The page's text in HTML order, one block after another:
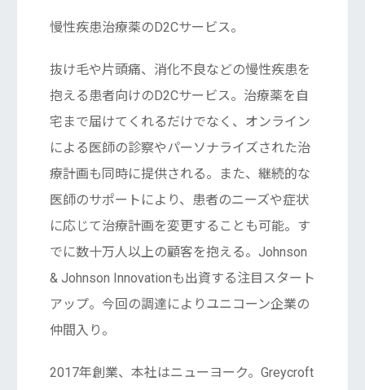
慢性疾患治療薬のD2Cサービス。
抜け毛や片頭痛、消化不良などの慢性疾患を
抱える患者向けのD2Cサービス。治療薬を自
宅まで届けてくれるだけでなく、オンライン
による医師の診察やパーソナライズされた治
療計画も同時に提供される。また、継続的な
医師のサポートにより、患者のニーズや症状
に応じて治療計画を変更することも可能。す
でに数十万人以上の顧客を抱える。Johnson
& Johnson Innovationも出資する注目スタート
アップ。今回の調達によりユニコーン企業の
仲間入り。
2017年創業、本社はニューヨーク。Greycroft